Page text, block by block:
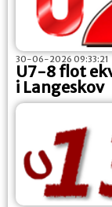
30-06-2026 09:33:21
U7-8 flot
i Langeskov